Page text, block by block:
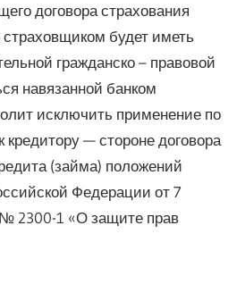
договора страхования
будет иметь
гражданско – правовой
навязанной банком
исключить применение по
— стороне договора
(займа) положений
Федерации от 7
2300-1 «О защите прав